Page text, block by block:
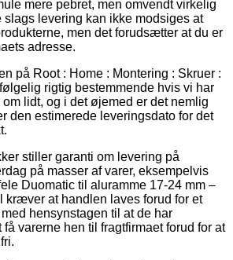
mere pebret, men omvendt virkelig
levering kan ikke modsiges at
men det forudsætter at du er
adresse.
på Root : Home : Montering : Skruer :
rigtig bestemmende hvis vi har
lidt, og i det øjemed er det nemlig
den estimerede leveringsdato for det
stiller garanti om levering på
på masser af varer, eksempelvis
Duomatic til aluramme 17-24 mm –
kræver at handlen laves forud for et
hensynstagen til at de har
varerne hen til fragtfirmaet forud for at